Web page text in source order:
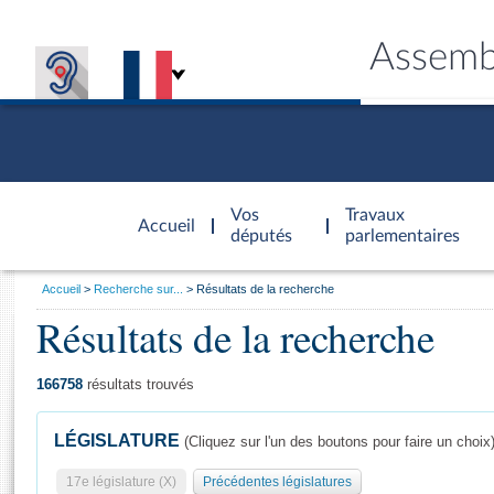
Accueil
d'accueil
Vos
députés
Travaux
parlementaires
Général
Vous
Accueil Recherche sur... Résultats de la recherche
Résultats de la recherche
166758 résultats trouvés
LÉGISLATURE (Cliquez sur l'un des boutons pour faire un choix)
17e législature (X) Précédentes législatures